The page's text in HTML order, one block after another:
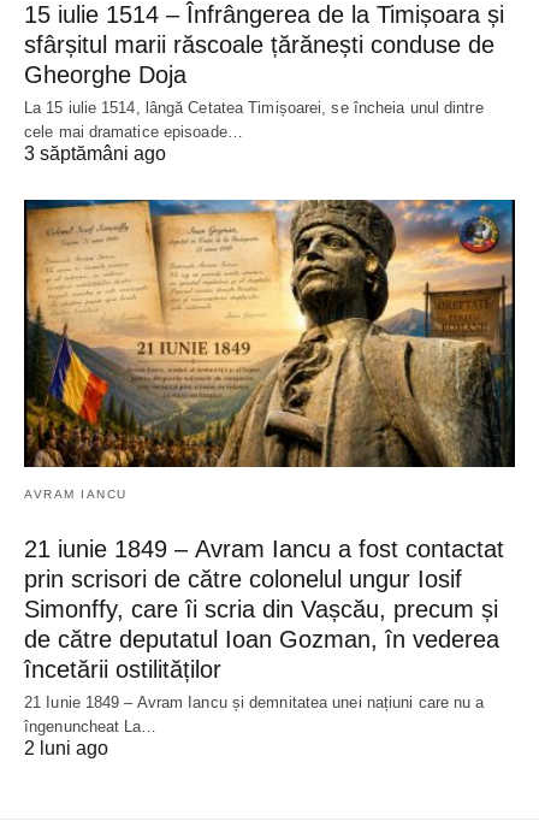
15 iulie 1514 – Înfrângerea de la Timișoara și
sfârșitul marii răscoale țărănești conduse de
Gheorghe Doja
La 15 iulie 1514, lângă Cetatea Timișoarei, se încheia unul dintre
cele mai dramatice episoade…
3 săptămâni ago
AVRAM IANCU
21 iunie 1849 – Avram Iancu a fost contactat
prin scrisori de către colonelul ungur Iosif
Simonffy, care îi scria din Vașcău, precum și
de către deputatul Ioan Gozman, în vederea
încetării ostilităților
21 Iunie 1849 – Avram Iancu și demnitatea unei națiuni care nu a
îngenuncheat La…
2 luni ago